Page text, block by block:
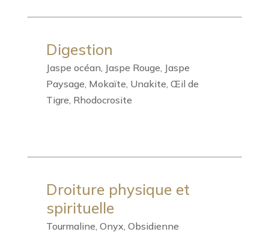
Digestion
Jaspe océan, Jaspe Rouge, Jaspe
Paysage, Mokaïte, Unakite, Œil de
Tigre, Rhodocrosite
Droiture physique et
spirituelle
Tourmaline, Onyx, Obsidienne